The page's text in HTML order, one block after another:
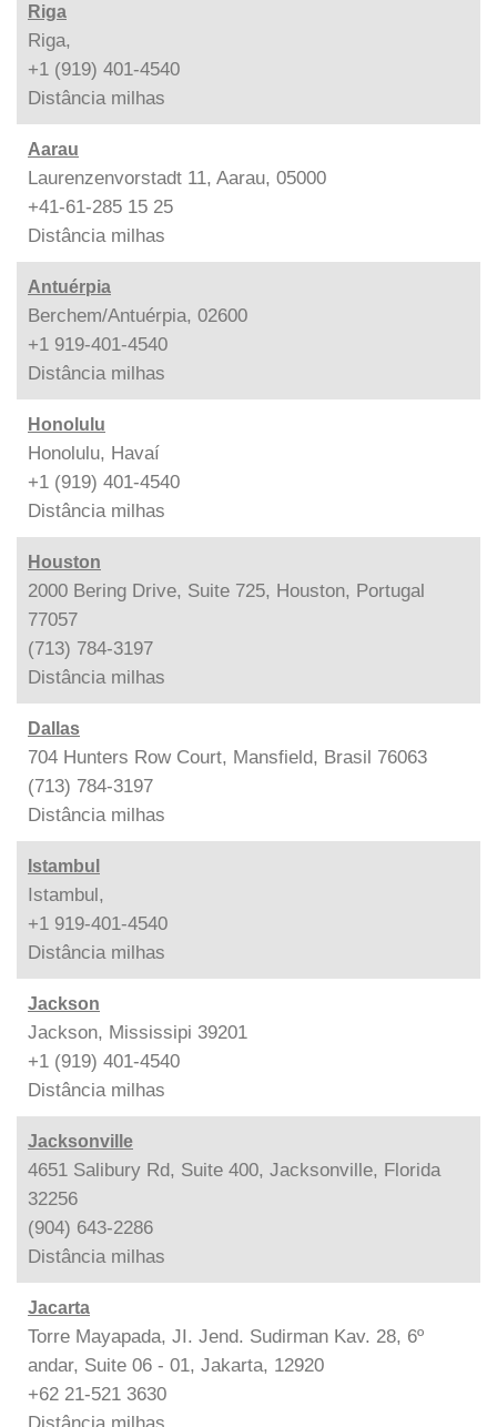
Riga
Riga,
+1 (919) 401-4540
Distância milhas
Aarau
Laurenzenvorstadt 11, Aarau, 05000
+41-61-285 15 25
Distância milhas
Antuérpia
Berchem/Antuérpia, 02600
+1 919-401-4540
Distância milhas
Honolulu
Honolulu, Havaí
+1 (919) 401-4540
Distância milhas
Houston
2000 Bering Drive, Suite 725, Houston, Portugal
77057
(713) 784-3197
Distância milhas
Dallas
704 Hunters Row Court, Mansfield, Brasil 76063
(713) 784-3197
Distância milhas
Istambul
Istambul,
+1 919-401-4540
Distância milhas
Jackson
Jackson, Mississipi 39201
+1 (919) 401-4540
Distância milhas
Jacksonville
4651 Salibury Rd, Suite 400, Jacksonville, Florida
32256
(904) 643-2286
Distância milhas
Jacarta
Torre Mayapada, JI. Jend. Sudirman Kav. 28, 6º
andar, Suite 06 - 01, Jakarta, 12920
+62 21-521 3630